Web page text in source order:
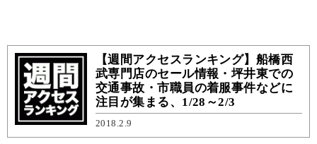
【週間アクセスランキング】船橋西
武専門店のセール情報・坪井東での
交通事故・市職員の着服事件などに
注目が集まる、1/28～2/3
2018.2.9